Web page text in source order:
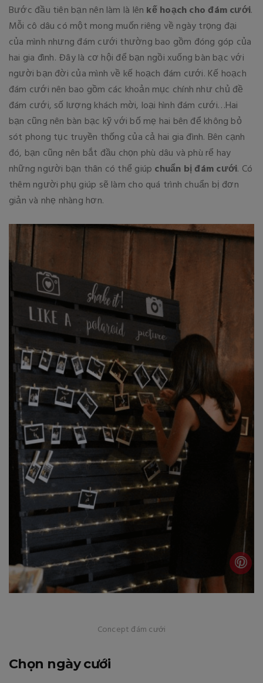
Bước đầu tiên bạn nên làm là lên kế hoạch cho đám cưới.
Mỗi cô dâu có một mong muốn riêng về ngày trọng đại
của mình nhưng đám cưới thường bao gồm đóng góp của
hai gia đình. Đây là cơ hội để bạn ngồi xuống bàn bạc với
người bạn đời của mình về kế hoạch đám cưới. Kế hoạch
đám cưới nên bao gồm các khoản mục chính như chủ đề
đám cưới, số lượng khách mời, loại hình đám cưới…Hai
bạn cũng nên bàn bạc kỹ với bố mẹ hai bên để không bỏ
sót phong tục truyền thống của cả hai gia đình. Bên cạnh
đó, bạn cũng nên bắt đầu chọn phù dâu và phù rể hay
những người bạn thân có thể giúp chuẩn bị đám cưới. Có
thêm người phụ giúp sẽ làm cho quá trình chuẩn bị đơn
giản và nhẹ nhàng hơn.
Concept đám cưới
Chọn ngày cưới